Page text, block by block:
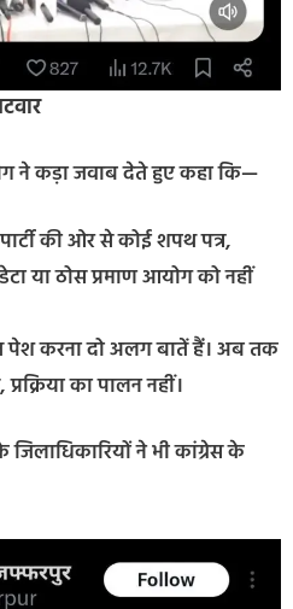
ने कड़ा जवाब देते हुए कहा कि—
की ओर से कोई शपथ पत्र,
या ठोस प्रमाण आयोग को नहीं
करना दो अलग बातें हैं। अब तक
का पालन नहीं।
ने भी कांग्रेस के